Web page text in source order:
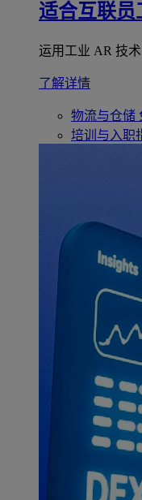
适合互联员
运用工业 AR 技
了解详情
物流与仓储
培训与入职